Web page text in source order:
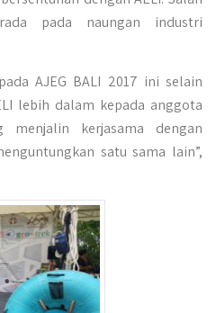
pada naungan industri
AJEG BALI 2017 ini selain
lebih dalam kepada anggota
menjalin kerjasama dengan
satu sama lain”,